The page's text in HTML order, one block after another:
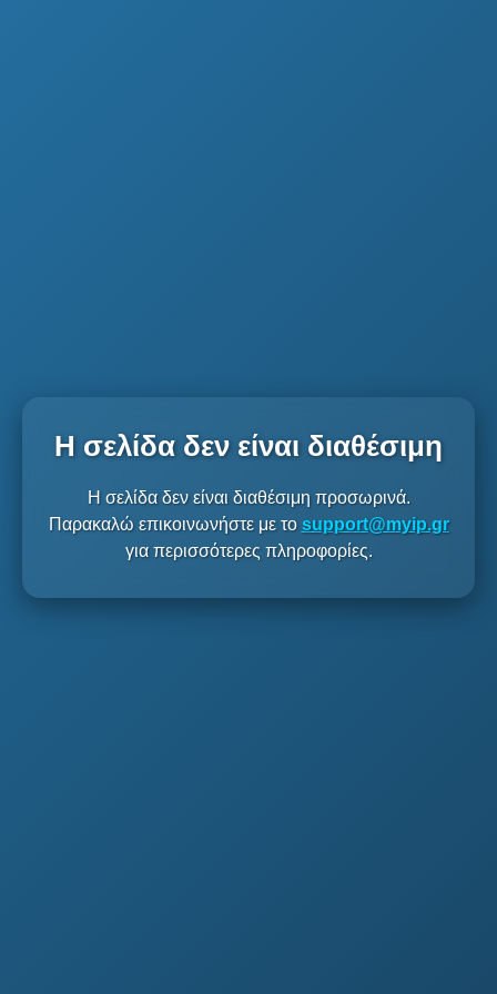
Η σελίδα δεν είναι διαθέσιμη
Η σελίδα δεν είναι διαθέσιμη προσωρινά.
Παρακαλώ επικοινωνήστε με το support@myip.gr
για περισσότερες πληροφορίες.